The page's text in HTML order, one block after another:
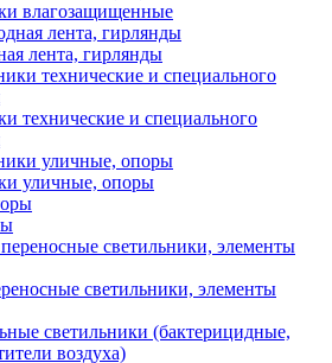
влагозащищенные
лента, гирлянды
технические и специального
уличные, опоры
светильники, элементы